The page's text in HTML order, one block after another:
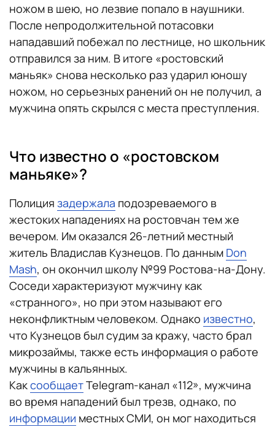
ножом в шею, но лезвие попало в наушники.
После непродолжительной потасовки
нападавший побежал по лестнице, но школьник
отправился за ним. В итоге «ростовский
маньяк» снова несколько раз ударил юношу
ножом, но серьезных ранений он не получил, а
мужчина опять скрылся с места преступления.
Что известно о «ростовском
маньяке»?
Полиция задержала подозреваемого в
жестоких нападениях на ростовчан тем же
вечером. Им оказался 26-летний местный
житель Владислав Кузнецов. По данным Don
Mash, он окончил школу №99 Ростова-на-Дону.
Соседи характеризуют мужчину как
«странного», но при этом называют его
неконфликтным человеком. Однако известно,
что Кузнецов был судим за кражу, часто брал
микрозаймы, также есть информация о работе
мужчины в кальянных.
КаксообщаетTelegram-канал «112», мужчина
во время нападений был трезв, однако, по
информации местных СМИ, он мог находиться